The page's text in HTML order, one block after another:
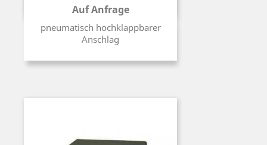
Auf Anfrage
Preis
pneumatisch hochklappbarer
Anschlag